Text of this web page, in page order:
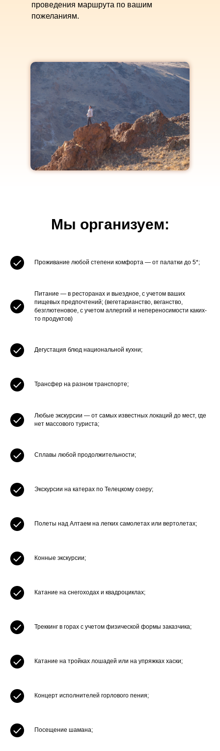
Даты уточняются, первая половина
21-28 октября Волшебный Алтай или
Зима на границе
Старт и финиш: Горно-Алтайск
4-11 ноября Волшебный Алтай или
Зима на границе
Старт и финиш: Горно-Алтайск
6-13 декабря Волшебный Алтай или
Зима на границе
Старт и финиш: Горно-Алтайск
две сказки
проведения маршрута по вашим
пожеланиям.
Мы организуем:
Проживание любой степени комфорта — от палатки до 5*;
Питание — в ресторанах и выездное, с учетом ваших
пищевых предпочтений; (вегетарианство, веганство,
безглютеновое, с учетом аллергий и непереносимости каких-
то продуктов)
Дегустация блюд национальной кухни;
Трансфер на разном транспорте;
Любые экскурсии — от самых известных локаций до мест, где
нет массового туриста;
Сплавы любой продолжительности;
Экскурсии на катерах по Телецкому озеру;
Полеты над Алтаем на легких самолетах или вертолетах;
Конные экскурсии;
Катание на снегоходах и квадроциклах;
Треккинг в горах с учетом физической формы заказчика;
Катание на тройках лошадей или на упряжках хаски;
Концерт исполнителей горлового пения;
Посещение шамана;